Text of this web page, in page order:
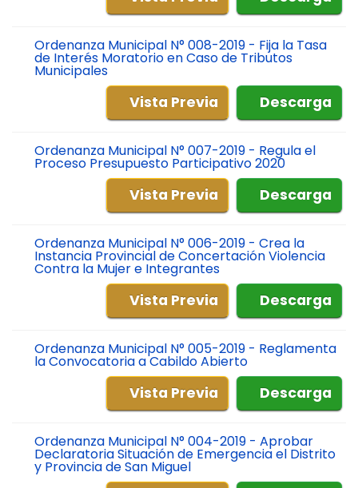
Ordenanza Municipal N° 008-2019 - Fija la Tasa
de Interés Moratorio en Caso de Tributos
Municipales
Descarga
Vista Previa
Ordenanza Municipal N° 007-2019 - Regula el
Proceso Presupuesto Participativo 2020
Descarga
Vista Previa
Ordenanza Municipal N° 006-2019 - Crea la
Instancia Provincial de Concertación Violencia
Contra la Mujer e Integrantes
Descarga
Vista Previa
Ordenanza Municipal N° 005-2019 - Reglamenta
la Convocatoria a Cabildo Abierto
Descarga
Vista Previa
Ordenanza Municipal N° 004-2019 - Aprobar
Declaratoria Situación de Emergencia el Distrito
y Provincia de San Miguel